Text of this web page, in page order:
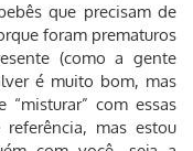
que precisam de
foram prematuros
(como a gente
é muito bom, mas
com essas
mas estou